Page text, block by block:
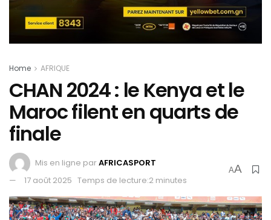
Home AFRIQUE
CHAN 2024 : le Kenya et le
Maroc filent en quarts de
finale
Mis en ligne parAFRICASPORT
17 août 2025 Temps de lecture:2 minutes
AA